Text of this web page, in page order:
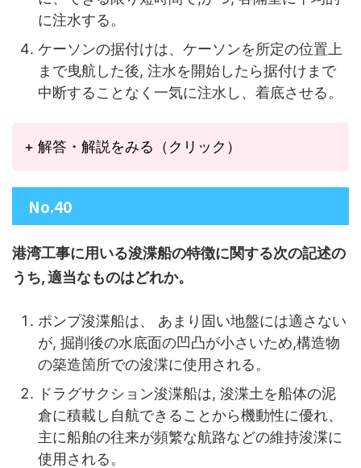
に注水する。
ケーソンの据付けは、ケーソンを所定の位置上
まで曳航した後, 注水を開始したら据付けまで
中断することなく一気に注水し、着底させる。
+ 解答・解説をみる（クリック）
No.40
港湾工事に用いる浚渫船の特徴に関する次の記述の
うち, 適当なものはどれか。
ポンプ浚渫船は、 あまり固い地盤には適さない
が, 掘削後の水底面の凹凸が小さいため,構造物
の築造箇所での浚渫に使用される。
ドラグサクション浚渫船は, 浚渫土を船体の泥
倉に積載し自航できることから機動性に優れ、
主に船舶の往来が頻繁な航路などの維持浚渫に
使用される。